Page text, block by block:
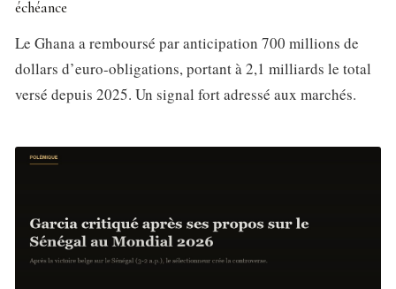
échéance
Le Ghana a remboursé par anticipation 700 millions de
dollars d’euro-obligations, portant à 2,1 milliards le total
versé depuis 2025. Un signal fort adressé aux marchés.